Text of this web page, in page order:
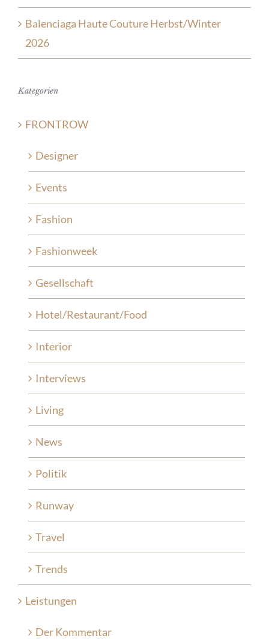
Balenciaga Haute Couture Herbst/Winter
2026
Kategorien
FRONTROW
Designer
Events
Fashion
Fashionweek
Gesellschaft
Hotel/Restaurant/Food
Interior
Interviews
Living
News
Politik
Runway
Travel
Trends
Leistungen
Der Kommentar